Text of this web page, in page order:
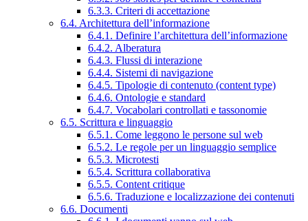
6.3.3. Criteri di accettazione
6.4. Architettura dell’informazione
6.4.1. Definire l’architettura dell’informazione
6.4.2. Alberatura
6.4.3. Flussi di interazione
6.4.4. Sistemi di navigazione
6.4.5. Tipologie di contenuto (content type)
6.4.6. Ontologie e standard
6.4.7. Vocabolari controllati e tassonomie
6.5. Scrittura e linguaggio
6.5.1. Come leggono le persone sul web
6.5.2. Le regole per un linguaggio semplice
6.5.3. Microtesti
6.5.4. Scrittura collaborativa
6.5.5. Content critique
6.5.6. Traduzione e localizzazione dei contenuti
6.6. Documenti